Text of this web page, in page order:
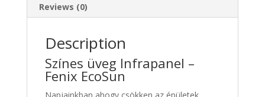
Reviews (0)
Description
Színes üveg Infrapanel –
Fenix EcoSun
Napjainkban ahogy csökken az épületek